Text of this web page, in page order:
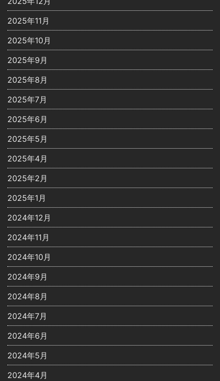
2025年11月
2025年10月
2025年9月
2025年8月
2025年7月
2025年6月
2025年5月
2025年4月
2025年2月
2025年1月
2024年12月
2024年11月
2024年10月
2024年9月
2024年8月
2024年7月
2024年6月
2024年5月
2024年4月